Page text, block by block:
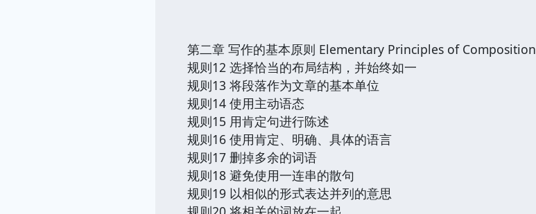
第二章 写作的基本原则 Elementary Principles of Composition
规则12 选择恰当的布局结构，并始终如一
规则13 将段落作为文章的基本单位
规则14 使用主动语态
规则15 用肯定句进行陈述
规则16 使用肯定、明确、具体的语言
规则17 删掉多余的词语
规则18 避免使用一连串的散句
规则19 以相似的形式表达并列的意思